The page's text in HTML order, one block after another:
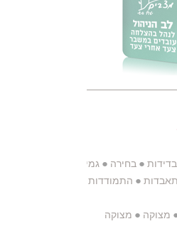
בדידות ● בחירה ● גמישות
● התמודדות
מצוקה ● מצוקה